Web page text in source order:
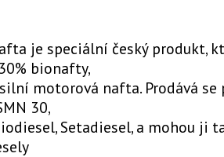
je speciální český produkt,
bionafty,
motorová nafta. Prodává se
30,
Setadiesel, a mohou ji